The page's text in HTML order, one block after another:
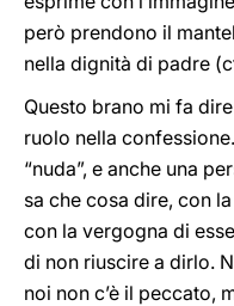
però prendono il
nella dignità di padre
Questo brano mi fa
ruolo nella
“nuda”, e anche una
sa che cosa dire, con
con la vergogna di
di non riuscire a dirlo.
noi non c’è il peccato,